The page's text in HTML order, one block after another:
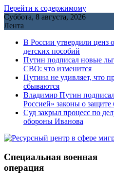
Перейти к содержимому
Суббота, 8 августа, 2026
Лента
В России утвердили ценз
детских пособий
Путин подписал новые
СВО: что изменится
Путина не удивляет, что
сбываются
Владимир Путин
Россией» законы о защите
Cуд закрыл процесс по
обороны Иванова
Специальная военная
операция